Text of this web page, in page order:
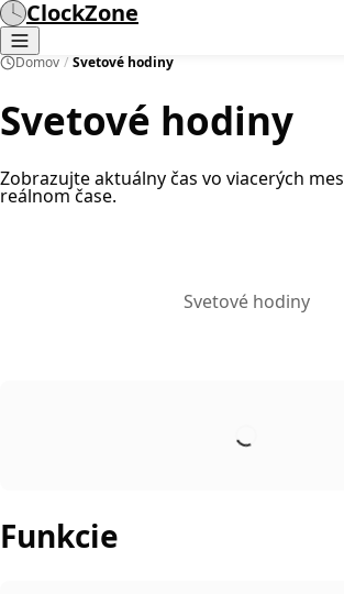
ClockZone
Domov / Svetové hodiny
Svetové hodiny
Zobrazujte aktuálny čas vo viacerých
reálnom čase.
Svetové hodiny
Funkcie